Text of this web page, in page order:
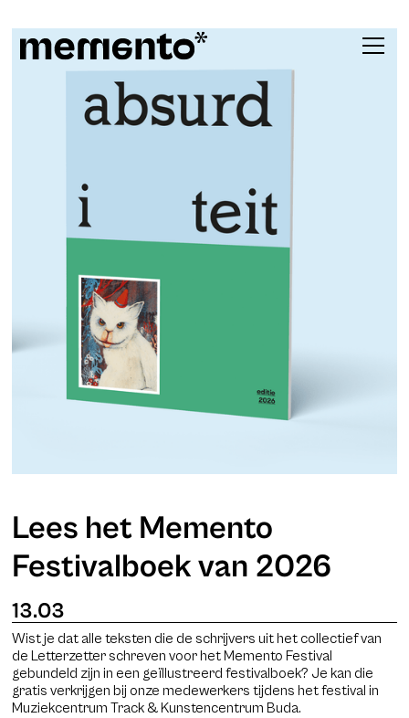
Lees het Memento
Festivalboek van 2026
13.03
Wist je dat alle teksten die de schrijvers uit het collectief van
de Letterzetter schreven voor het Memento Festival
gebundeld zijn in een geïllustreerd festivalboek? Je kan die
gratis verkrijgen bij onze medewerkers tijdens het festival in
Muziekcentrum Track & Kunstencentrum Buda.